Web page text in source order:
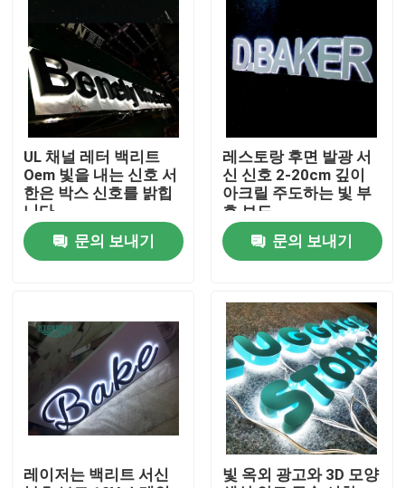
제품
우리에 대하여
공장 여행
품질 관리
연락주세요
3d 서한 신호
채널 레터 신호
백리트 서한 신호
UL 채널 레터 백리트
Oem 빛을 내는 신호 서
한은 박스 신호를 밝힙
니다
문의 보내기
레스토랑 후면 발광 서
신 신호 2-20cm 깊이
아크릴 주도하는 빛 부
호 보드
문의 보내기
레이저는 백리트 서신
빛 옥외 광고와 3D 모양